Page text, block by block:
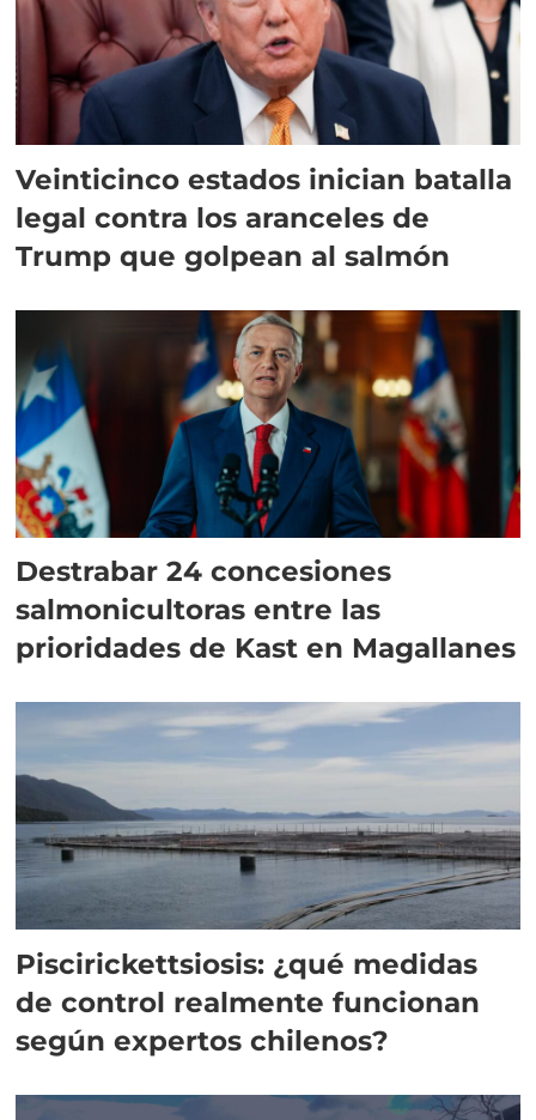
Veinticinco estados inician batalla
legal contra los aranceles de
Trump que golpean al salmón
Destrabar 24 concesiones
salmonicultoras entre las
prioridades de Kast en Magallanes
Piscirickettsiosis: ¿qué medidas
de control realmente funcionan
según expertos chilenos?